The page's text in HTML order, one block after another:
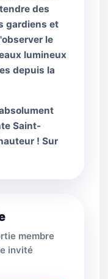
des
gardiens et
le
lumineux
depuis la
Saint-
! Sur
membre
invité